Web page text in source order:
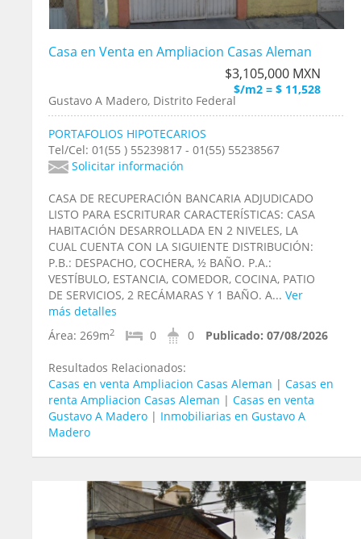
Casa en Venta en Ampliacion Casas Aleman
$3,105,000 MXN
$/m2 = $ 11,528
Gustavo A Madero, Distrito Federal
PORTAFOLIOS HIPOTECARIOS
Tel/Cel: 01(55 ) 55239817 - 01(55) 55238567
Solicitar información
CASA DE RECUPERACIÓN BANCARIA ADJUDICADO
LISTO PARA ESCRITURAR CARACTERÍSTICAS: CASA
HABITACIÓN DESARROLLADA EN 2 NIVELES, LA
CUAL CUENTA CON LA SIGUIENTE DISTRIBUCIÓN:
P.B.: DESPACHO, COCHERA, ½ BAÑO. P.A.:
VESTÍBULO, ESTANCIA, COMEDOR, COCINA, PATIO
DE SERVICIOS, 2 RECÁMARAS Y 1 BAÑO. A... Ver
más detalles
Área: 269m2 0 0 Publicado: 07/08/2026
Resultados Relacionados:
Casas en venta Ampliacion Casas Aleman | Casas en
renta Ampliacion Casas Aleman | Casas en venta
Gustavo A Madero | Inmobiliarias en Gustavo A
Madero